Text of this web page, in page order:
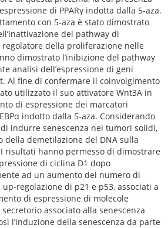
di PPARγ indotta dalla 5-aza.
con 5-aza è stato dimostrato
del pathway di
regolatore della proliferazione nelle
dimostrato l’inibizione del pathway
analisi dell’espressione di geni
Al fine di confermare il coinvolgimento
utilizzato il suo attivatore Wnt3A in
di espressione dei marcatori
indotto dalla 5-aza. Considerando
indurre senescenza nei tumori solidi,
della demetilazione del DNA sulla
I risultati hanno permesso di dimostrare
di ciclina D1 dopo
ad un aumento del numero di
regolazione di p21 e p53, associati a
di espressione di molecole
associato alla senescenza
l’induzione della senescenza da parte